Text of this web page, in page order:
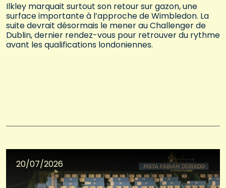
Ilkley marquait surtout son retour sur gazon, une
surface importante à l’approche de Wimbledon. La
suite devrait désormais le mener au Challenger de
Dublin, dernier rendez-vous pour retrouver du rythme
avant les qualifications londoniennes.
20/07/2026